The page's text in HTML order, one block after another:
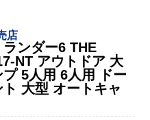
店
ンダー6 THE
NT アウトドア 大
5人用 6人用 ドー
大型 オートキャ